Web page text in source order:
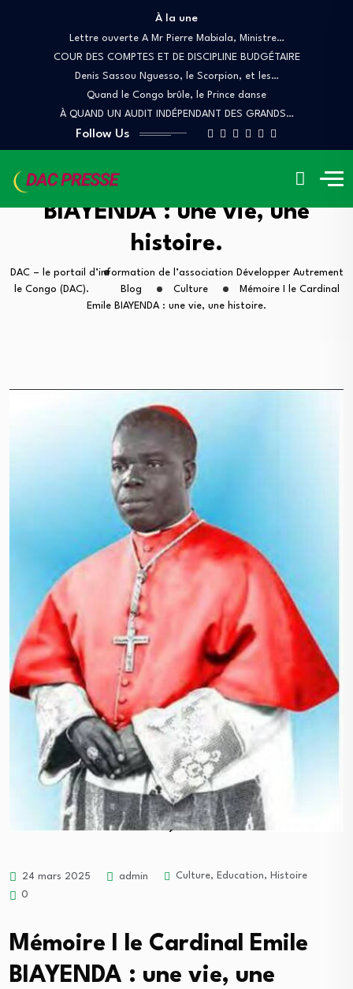
À la une
Lettre ouverte A Mr Pierre Mabiala, Ministre…
COUR DES COMPTES ET DE DISCIPLINE BUDGÉTAIRE
Denis Sassou Nguesso, le Scorpion, et les…
Quand le Congo brûle, le Prince danse
À QUAND UN AUDIT INDÉPENDANT DES GRANDS…
Follow Us
Mémoire I le Cardinal Emile
BIAYENDA : une vie, une
histoire.
DAC – le portail d’information de l’association Développer Autrement
le Congo (DAC).
Blog Culture
Mémoire I le Cardinal
Emile BIAYENDA : une vie, une histoire.
24 mars 2025 admin Culture, Education, Histoire
0
Mémoire I le Cardinal Emile
BIAYENDA : une vie, une